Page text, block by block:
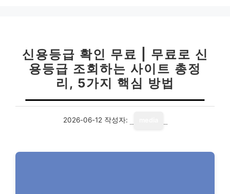
신용등급 확인 무료 | 무료로 신
용등급 조회하는 사이트 총정
리, 5가지 핵심 방법
2026-06-12 작성자: